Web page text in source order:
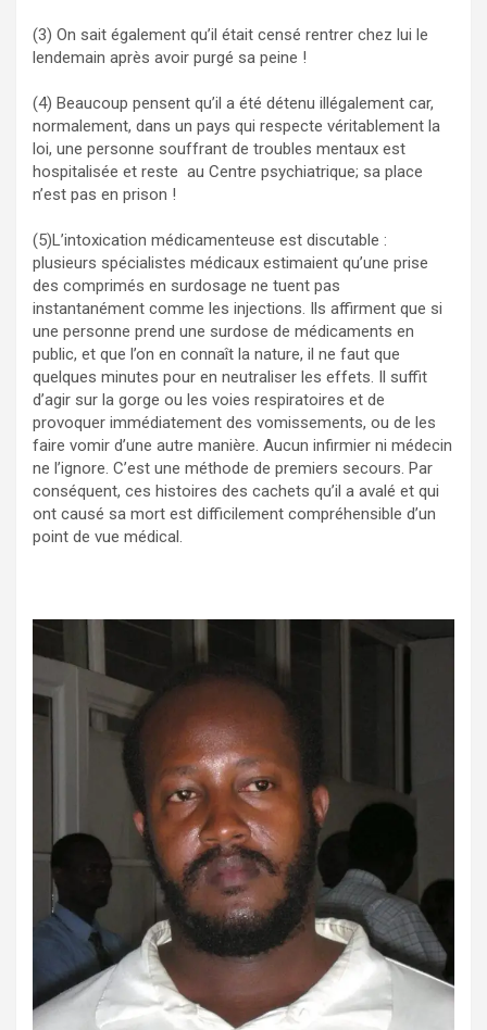
(3) On sait également qu’il était censé rentrer chez lui le
lendemain après avoir purgé sa peine !
(4) Beaucoup pensent qu’il a été détenu illégalement car,
normalement, dans un pays qui respecte véritablement la
loi, une personne souffrant de troubles mentaux est
hospitalisée et reste au Centre psychiatrique; sa place
n’est pas en prison !
(5)L’intoxication médicamenteuse est discutable :
plusieurs spécialistes médicaux estimaient qu’une prise
des comprimés en surdosage ne tuent pas
instantanément comme les injections. Ils affirment que si
une personne prend une surdose de médicaments en
public, et que l’on en connaît la nature, il ne faut que
quelques minutes pour en neutraliser les effets. Il suffit
d’agir sur la gorge ou les voies respiratoires et de
provoquer immédiatement des vomissements, ou de les
faire vomir d’une autre manière. Aucun infirmier ni médecin
ne l’ignore. C’est une méthode de premiers secours. Par
conséquent, ces histoires des cachets qu’il a avalé et qui
ont causé sa mort est difficilement compréhensible d’un
point de vue médical.